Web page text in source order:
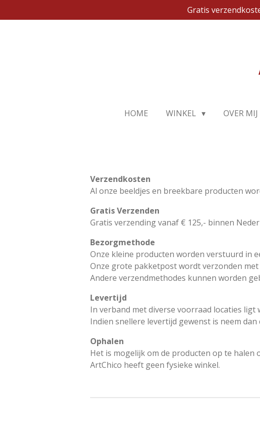
direct
Gratis
HOME WINKEL OVER MIJ
Verzendkosten
Al onze beeldjes en breekbare producten
Gratis Verzenden
Gratis verzending vanaf € 125,- binnen
Bezorgmethode
Onze kleine producten worden verstuurd in
Onze grote pakketpost wordt verzonden met
Andere verzendmethodes kunnen worden
Levertijd
In verband met diverse voorraad locaties
Indien snellere levertijd gewenst is neem dan
Ophalen
Het is mogelijk om de producten op te
ArtChico heeft geen fysieke winkel.